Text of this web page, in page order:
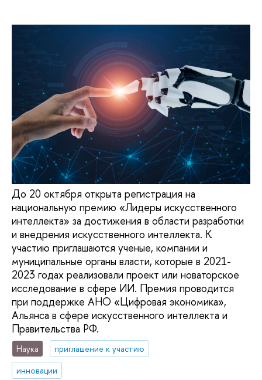
До 20 октября открыта регистрация на
национальную премию «Лидеры искусственного
интеллекта» за достижения в области разработки
и внедрения искусственного интеллекта. К
участию приглашаются ученые, компании и
муниципальные органы власти, которые в 2021-
2023 годах реализовали проект или новаторское
исследование в сфере ИИ. Премия проводится
при поддержке АНО «Цифровая экономика»,
Альянса в сфере искусственного интеллекта и
Правительства РФ.
Наука
приглашение к участию
инновации